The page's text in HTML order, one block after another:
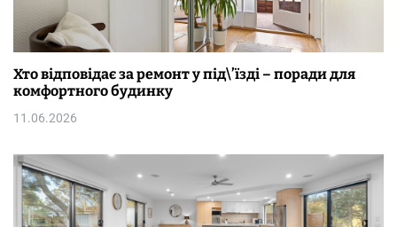
Хто відповідає за ремонт у під\’їзді – поради для
комфортного будинку
11.06.2026